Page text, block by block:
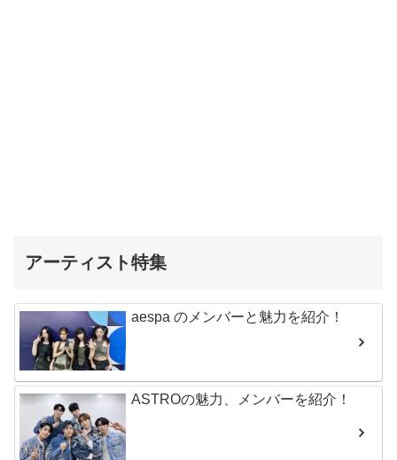
アーティスト特集
aespa のメンバーと魅力を紹介！
ASTROの魅力、メンバーを紹介！